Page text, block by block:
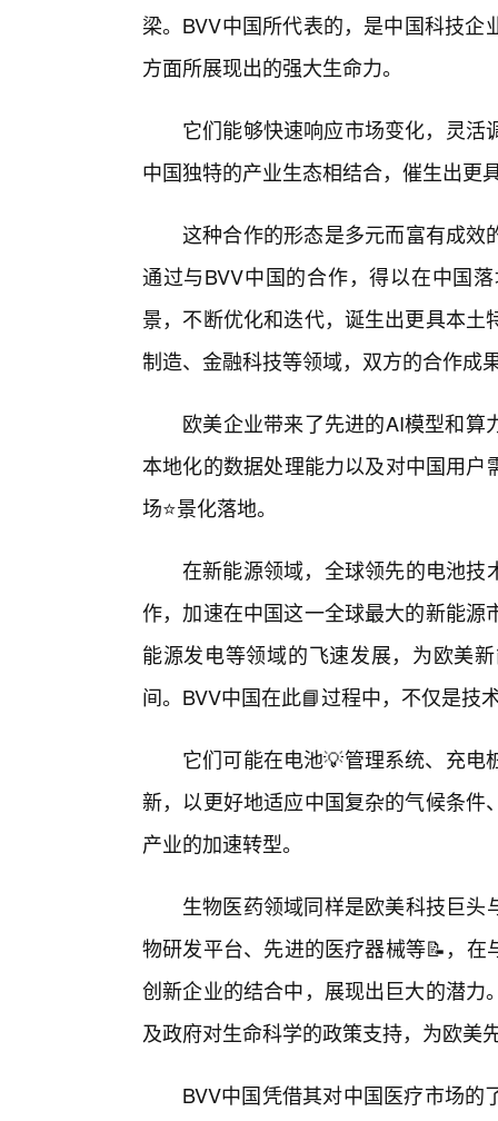
梁。BVV中国所代表的，是中国科技
方面所展现出的强大生命力。
它们能够快速响应市场变化，灵
中国独特的产业生态相结合，催生出更
这种合作的形态是多元而富有成
通过与BVV中国的合作，得以在中国
景，不断优化和迭代，诞生出更具本
制造、金融科技等领域，双方的合作成
欧美企业带来了先进的AI模型和算
本地化的数据处理能力以及对中国用
场⭐景化落地。
在新能源领域，全球领先的电池技
作，加速在中国这一全球最大的新能
能源发电等领域的飞速发展，为欧美
间。BVV中国在此📘过程中，不仅是技
它们可能在电池💡管理系统、充
新，以更好地适应中国复杂的气候条
产业的加速转型。
生物医药领域同样是欧美科技巨
物研发平台、先进的医疗器械等📝，
创新企业的结合中，展现出巨大的潜
及政府对生命科学的政策支持，为欧美
BVV中国凭借其对中国医疗市场